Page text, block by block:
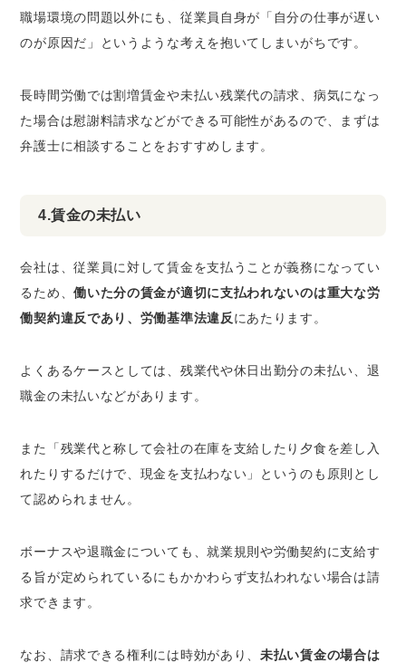
職場環境の問題以外にも、従業員自身が「自分の仕事が遅い
のが原因だ」というような考えを抱いてしまいがちです。
長時間労働では割増賃金や未払い残業代の請求、病気になっ
た場合は慰謝料請求などができる可能性があるので、まずは
弁護士に相談することをおすすめします。
4.賃金の未払い
会社は、従業員に対して賃金を支払うことが義務になってい
るため、働いた分の賃金が適切に支払われないのは重大な労
働契約違反であり、労働基準法違反にあたります。
よくあるケースとしては、残業代や休日出勤分の未払い、退
職金の未払いなどがあります。
また「残業代と称して会社の在庫を支給したり夕食を差し入
れたりするだけで、現金を支払わない」というのも原則とし
て認められません。
ボーナスや退職金についても、就業規則や労働契約に支給す
る旨が定められているにもかかわらず支払われない場合は請
求できます。
なお、請求できる権利には時効があり、未払い賃金の場合は